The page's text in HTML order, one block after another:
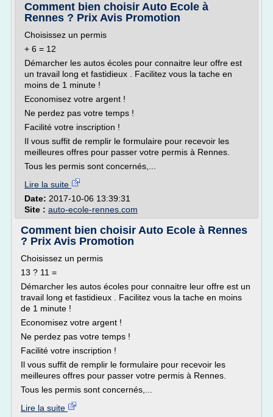
Comment bien choisir Auto Ecole à
Rennes ? Prix Avis Promotion
Choisissez un permis
+ 6 = 12
Démarcher les autos écoles pour connaitre leur offre est
un travail long et fastidieux . Facilitez vous la tache en
moins de 1 minute !
Economisez votre argent !
Ne perdez pas votre temps !
Facilité votre inscription !
Il vous suffit de remplir le formulaire pour recevoir les
meilleures offres pour passer votre permis à Rennes.
Tous les permis sont concernés,...
Lire la suite
Date: 2017-10-06 13:39:31
Site : auto-ecole-rennes.com
Comment bien choisir Auto Ecole à Rennes
? Prix Avis Promotion
Choisissez un permis
13 ? 11 =
Démarcher les autos écoles pour connaitre leur offre est un
travail long et fastidieux . Facilitez vous la tache en moins
de 1 minute !
Economisez votre argent !
Ne perdez pas votre temps !
Facilité votre inscription !
Il vous suffit de remplir le formulaire pour recevoir les
meilleures offres pour passer votre permis à Rennes.
Tous les permis sont concernés,...
Lire la suite